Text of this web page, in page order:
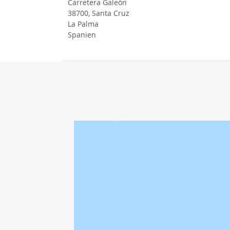
Carretera Galeón
38700, Santa Cruz
La Palma
Spanien